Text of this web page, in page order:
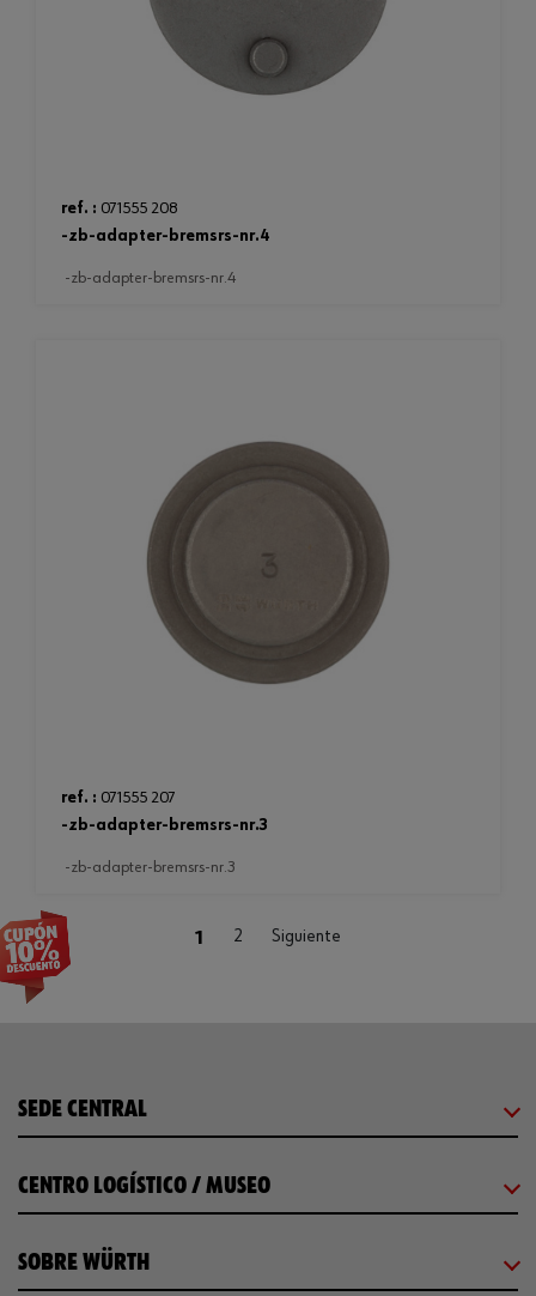
ref. : 071555 208
-zb-adapter-bremsrs-nr.4
-zb-adapter-bremsrs-nr.4
ref. : 071555 207
-zb-adapter-bremsrs-nr.3
-zb-adapter-bremsrs-nr.3
1 (current)
2 Siguiente
SEDE CENTRAL
CENTRO LOGÍSTICO / MUSEO
SOBRE WÜRTH